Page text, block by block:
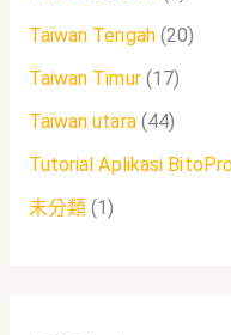
Taiwan Tengah(20)
Taiwan Timur(17)
Taiwan utara(44)
Tutorial Aplikasi
未分類(1)